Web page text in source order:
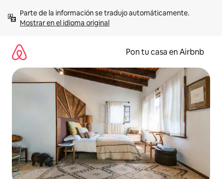
contenidoMostrar en el idioma original
Pon tu casa en Airbnb